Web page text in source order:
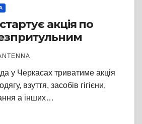
акція по
у Черкасах триватиме акція
взуття, засобів гігієни,
а інших…